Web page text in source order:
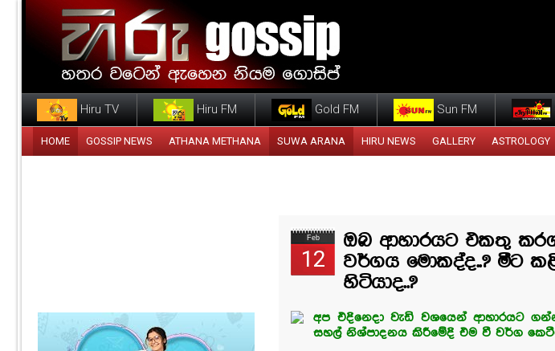
Hiru TV Hiru FM Gold FM Sun FM
HOME GOSSIP NEWS ATHANA METHANA SUWA ARANA HIRU NEWS GALLERY ASTROLOGY
Feb
12
ඔබ ආහාරයට එකතු
වර්ගය මොකද්ද..? මීට
හිටියාද..?
අප එදිනෙදා වැඩි වශයෙන් ආහාරයට
සහල් නිශ්පාදනය කිරීමේදි එම වී වර්ග